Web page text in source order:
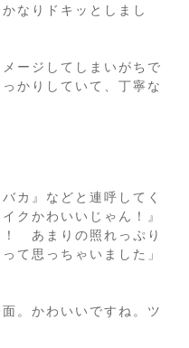
なりドキッとしまし
ージしてしまいがちで
かりしていて、丁寧な
カ』などと連呼してく
クかわいいじゃん！』
！ あまりの照れっぷり
て思っちゃいました」
。かわいいですね。ツ